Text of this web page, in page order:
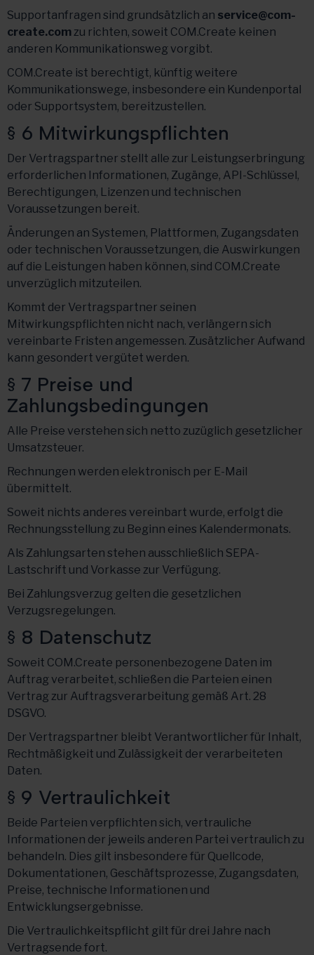
Supportanfragen sind grundsätzlich an service@com-
create.comzu richten, soweit COM.Create keinen
anderen Kommunikationsweg vorgibt.
COM.Create ist berechtigt, künftig weitere
Kommunikationswege, insbesondere ein Kundenportal
oder Supportsystem, bereitzustellen.
§ 6 Mitwirkungspflichten
Der Vertragspartner stellt alle zur Leistungserbringung
erforderlichen Informationen, Zugänge, API-Schlüssel,
Berechtigungen, Lizenzen und technischen
Voraussetzungen bereit.
Änderungen an Systemen, Plattformen, Zugangsdaten
oder technischen Voraussetzungen, die Auswirkungen
auf die Leistungen haben können, sind COM.Create
unverzüglich mitzuteilen.
Kommt der Vertragspartner seinen
Mitwirkungspflichten nicht nach, verlängern sich
vereinbarte Fristen angemessen. Zusätzlicher Aufwand
kann gesondert vergütet werden.
§ 7 Preise und
Zahlungsbedingungen
Alle Preise verstehen sich netto zuzüglich gesetzlicher
Umsatzsteuer.
Rechnungen werden elektronisch per E-Mail
übermittelt.
Soweit nichts anderes vereinbart wurde, erfolgt die
Rechnungsstellung zu Beginn eines Kalendermonats.
Als Zahlungsarten stehen ausschließlich SEPA-
Lastschrift und Vorkasse zur Verfügung.
Bei Zahlungsverzug gelten die gesetzlichen
Verzugsregelungen.
§ 8 Datenschutz
Soweit COM.Create personenbezogene Daten im
Auftrag verarbeitet, schließen die Parteien einen
Vertrag zur Auftragsverarbeitung gemäß Art. 28
DSGVO.
Der Vertragspartner bleibt Verantwortlicher für Inhalt,
Rechtmäßigkeit und Zulässigkeit der verarbeiteten
Daten.
§ 9 Vertraulichkeit
Beide Parteien verpflichten sich, vertrauliche
Informationen der jeweils anderen Partei vertraulich zu
behandeln. Dies gilt insbesondere für Quellcode,
Dokumentationen, Geschäftsprozesse, Zugangsdaten,
Preise, technische Informationen und
Entwicklungsergebnisse.
Die Vertraulichkeitspflicht gilt für drei Jahre nach
Vertragsende fort.